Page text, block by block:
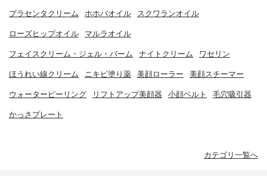
プラセンタクリーム ホホバオイル スクワランオイル
ローズヒップオイル マルラオイル
フェイスクリーム・ジェル・バーム ナイトクリーム ワセリン
ほうれい線クリーム ニキビ塗り薬 美顔ローラー 美顔スチーマー
ウォーターピーリング リフトアップ美顔器 小顔ベルト 毛穴吸引器
かっさプレート
カテゴリ一覧へ